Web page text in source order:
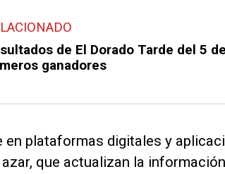
de El Dorado Tarde del 5
ganadores
en plataformas digitales y
que actualizan la